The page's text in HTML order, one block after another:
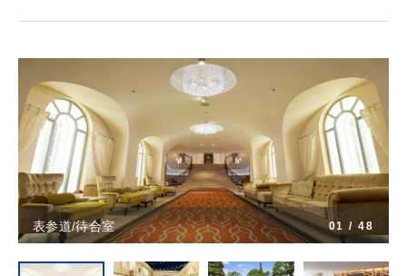
表参道/待合室 01 /48